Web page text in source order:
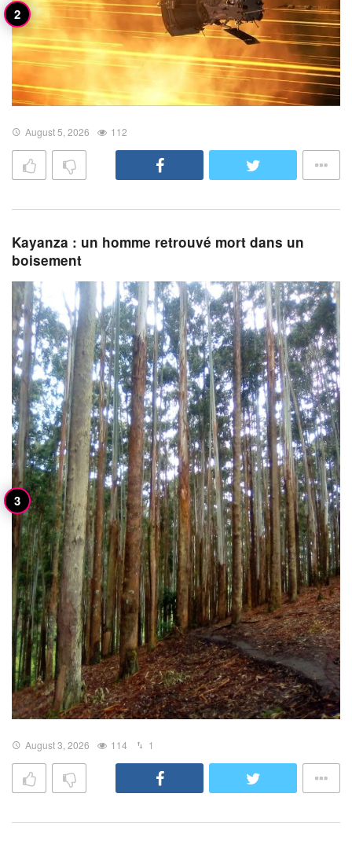
August 5, 2026 112
Kayanza : un homme retrouvé mort dans un
boisement
August 3, 2026 114 1